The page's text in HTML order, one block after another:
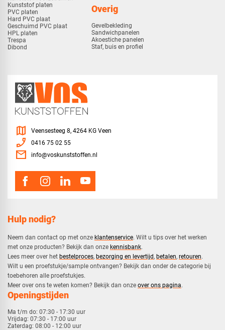
Kunststof platen
PVC platen
Hard PVC plaat
Geschuimd PVC plaat
HPL platen
Trespa
Dibond
Overig
Gevelbekleding
Sandwichpanelen
Akoestiche panelen
Staf, buis en profiel
Hulp nodig?
Neem dan contact op met onze klantenservice. Wilt u tips over het werken
met onze producten? Bekijk dan onze kennisbank.
​Lees meer over het bestelproces, bezorging en levertijd, betalen, retouren.​
​Wilt u een proefstukje/sample ontvangen? Bekijk dan onder de categorie bij
toebehoren alle proefstukjes.
​​Meer over ons te weten komen? Bekijk dan onze over ons pagina.
Openingstijden
Ma t/m do: 07:30 - 17:30 uur
Vrijdag: 07:30 - 17:00 uur
Zaterdag: 08:00 - 12:00 uur
map Veensesteeg 8, 4264 KG Veen
phone_enabled 0416 75 02 55
mail info@voskunststoffen.nl